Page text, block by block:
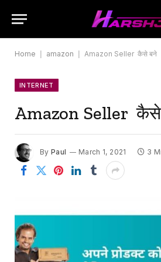
Home amazon Amazon Seller कैसे बने
INTERNET
Amazon Seller
By Paul March 1, 2021 3